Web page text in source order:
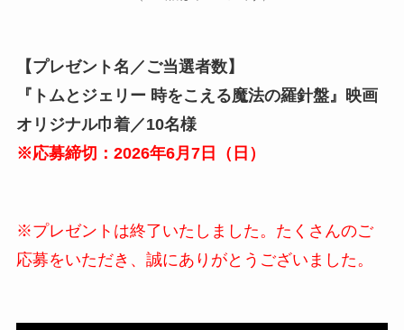
【プレゼント名／ご当選者数】
『トムとジェリー 時をこえる魔法の羅針盤』映画
オリジナル巾着／10名様
※応募締切：2026年6月 7日（日）
※プレゼントは終了いたしました。たくさんのご
応募をいただき、誠にありがとうございました。